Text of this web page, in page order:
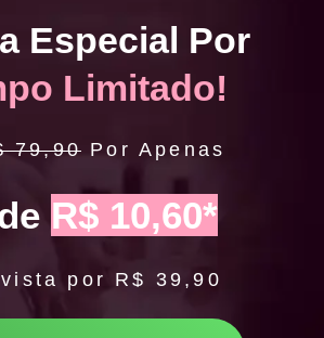
Especial Por
Limitado!
79,90 Por Apenas
R$ 10,60*
por R$ 39,90